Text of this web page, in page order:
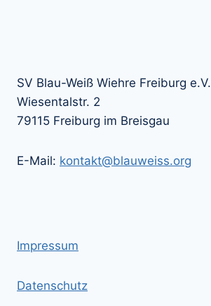
SV Blau-Weiß Wiehre Freiburg e.V.
Wiesentalstr. 2
79115 Freiburg im Breisgau
E-Mail: kontakt@blauweiss.org
Impressum
Datenschutz